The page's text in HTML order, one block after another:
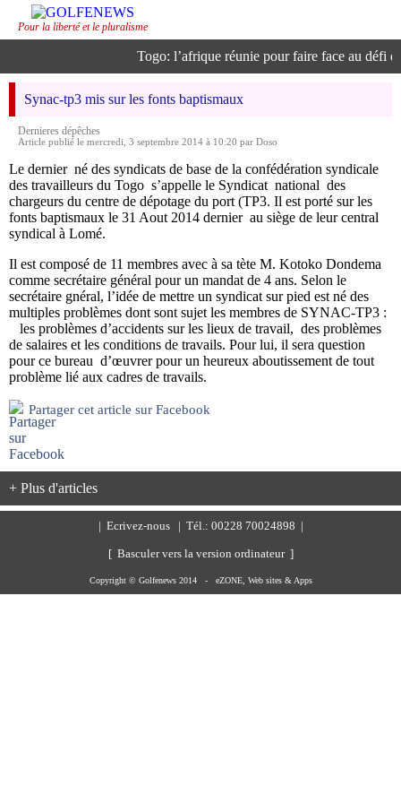
Pour la liberté et le pluralisme
Togo: l’afrique réunie pour faire face au défi
Synac-tp3 mis sur les fonts baptismaux
Dernieres dépêches
Article publié le mercredi, 3 septembre 2014 à 10:20 par Doso
Le dernier né des syndicats de base de la confédération syndicale
des travailleurs du Togo s’appelle le Syndicat national des
chargeurs du centre de dépotage du port (TP3. Il est porté sur les
fonts baptismaux le 31 Aout 2014 dernier au siège de leur central
syndical à Lomé.
Il est composé de 11 membres avec à sa tète M. Kotoko Dondema
comme secrétaire général pour un mandat de 4 ans. Selon le
secrétaire gnéral, l’idée de mettre un syndicat sur pied est né des
multiples problèmes dont sont sujet les membres de SYNAC-TP3 :
les problèmes d’accidents sur les lieux de travail, des problèmes
de salaires et les conditions de travails. Pour lui, il sera question
pour ce bureau d’œuvrer pour un heureux aboutissement de tout
problème lié aux cadres de travails.
Partager cet article sur Facebook
+ Plus d'articles
Ecrivez-nous | Tél.: 00228 70024898 |
[ Basculer vers la version ordinateur ]
Copyright © Golfenews 2014 - eZONE, Web sites & Apps